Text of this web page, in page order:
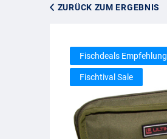
ZURÜCK ZUM ERGEBNIS
Fischdeals Empfehlung
Fischtival Sale